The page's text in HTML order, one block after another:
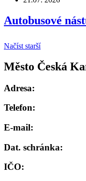
Autobusové
Načíst starší
Město Česká
Adresa:
Telefon:
E-mail:
Dat. schránka:
IČO: